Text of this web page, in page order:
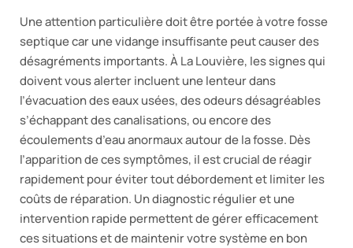
Une attention particulière doit être portée à votre fosse
septique car une vidange insuffisante peut causer des
désagréments importants. À La Louvière, les signes qui
doivent vous alerter incluent une lenteur dans
l’évacuation des eaux usées, des odeurs désagréables
s’échappant des canalisations, ou encore des
écoulements d’eau anormaux autour de la fosse. Dès
l’apparition de ces symptômes, il est crucial de réagir
rapidement pour éviter tout débordement et limiter les
coûts de réparation. Un diagnostic régulier et une
intervention rapide permettent de gérer efficacement
ces situations et de maintenir votre système en bon